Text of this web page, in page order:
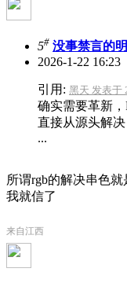
5# 没事禁言的明
2026-1-22 16:23
引用: 黑天 发表于
确实需要革新
直接从源头解决
...
所谓rgb的解决串色
我就信了
来自江西